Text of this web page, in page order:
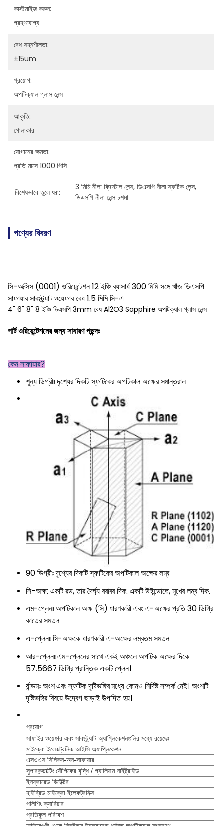
কাস্টমাইজ করুন:
গ্রহণযোগ্য
বেধ সহনশীলতা:
±15um
প্রয়োগ:
অপটিক্যাল গ্লাস লেন্স
আকৃতি:
গোলাকার
যোগানের ক্ষমতা:
প্রতি মাসে 1000 পিসি
বিশেষভাবে তুলে ধরা:
3 মিমি নীলা ক্রিস্টাল লেন্স, ডিএসপি নীলা স্ফটিক লেন্স,
ডিএসপি নীলা লেন্স চশমা
পণ্যের বিবরণ
সি-অক্সিস (0001) ওরিয়েন্টেশন 12 ইঞ্চি ব্যাসার্ধ 300 মিমি সঙ্গে খাঁজ ডিএসপি
সাফায়ার সাবস্ট্র্যাট ওয়েফার বেধ 1.5 মিমি সি-এ
4" 6" 8" 8 ইঞ্চি ডিএসপি 3mm বেধ Al2O3 Sapphire অপটিক্যাল গ্লাস লেন্স
পার্ট ওরিয়েন্টেশনের জন্য সাধারণ পছন্দঃ
কেন সাফায়ার?
শূন্য ডিগ্রীঃ দৃশ্যের দিকটি স্ফটিকের অপটিকাল অক্ষের সমান্তরাল
90 ডিগ্রীঃ দৃশ্যের দিকটি স্ফটিকের অপটিকাল অক্ষের লম্ব
সি-অক্ষ: একটি রড, তার দৈর্ঘ্য বরাবর দিক. একটি উইন্ডোতে, মুখের লম্ব দিক.
এম-প্লেনঃ অপটিকাল অক্ষ (সি) ধারণকারী এবং এ-অক্ষের প্রতি 30 ডিগ্রি
কাতের সমতল
এ-প্লেনঃ সি-অক্ষকে ধারণকারী এ-অক্ষের লম্বতম সমতল
আর-প্লেনঃ এম-প্লেনের সাথে একই অঞ্চলে অপটিক অক্ষের দিকে
57.5667 ডিগ্রি প্রান্তিক একটি প্লেন।
র্যান্ডমঃ অংশ এবং স্ফটিক দৃষ্টিভঙ্গির মধ্যে কোনও নির্দিষ্ট সম্পর্ক নেই। অংশটি
দৃষ্টিভঙ্গির বিষয়ে উদ্বেগ ছাড়াই উত্পাদিত হয়।
প্রয়োগ
সাফাইর ওয়েফার এবং সাবস্ট্র্যাট অ্যাপ্লিকেশনগুলির মধ্যে রয়েছেঃ
মাইক্রো ইলেকট্রনিক আইসি অ্যাপ্লিকেশন
এসওএস সিলিকন-অন-সাফায়ার
সুপারকন্ডাক্টিং যৌগিকের বৃদ্ধি / গ্যালিয়াম নাইট্রাইড
ইনফ্রারেড ডিটেক্টর
হাইব্রিড মাইক্রো ইলেকট্রনিক্স
পলিশিং ক্যারিয়ার
প্রতিকূল পরিবেশ